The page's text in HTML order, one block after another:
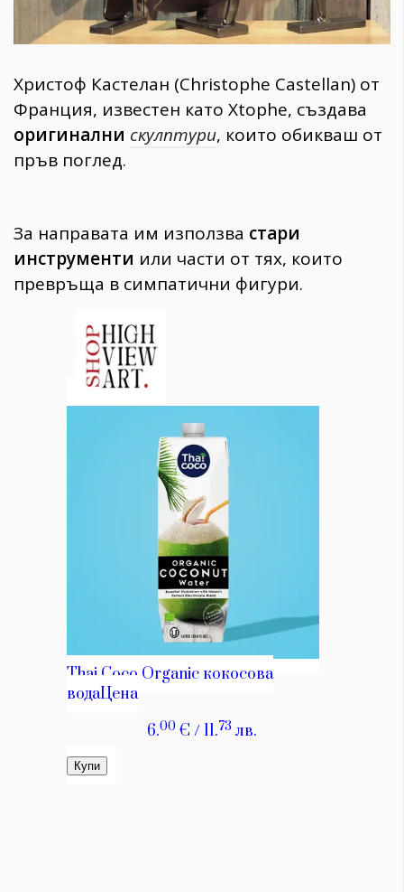
Здраве 389
Gentlemen
382
Wellness
1817
ПОСЛЕДВАЙТЕ
НИ
Христоф Кастелан (Christophe Castellan) от
Франция, известен като Xtophe, създава
оригинални скулптури, които обикваш от
пръв поглед.
За направата им използва стари
инструменти или части от тях, които
превръща в симпатични фигури.